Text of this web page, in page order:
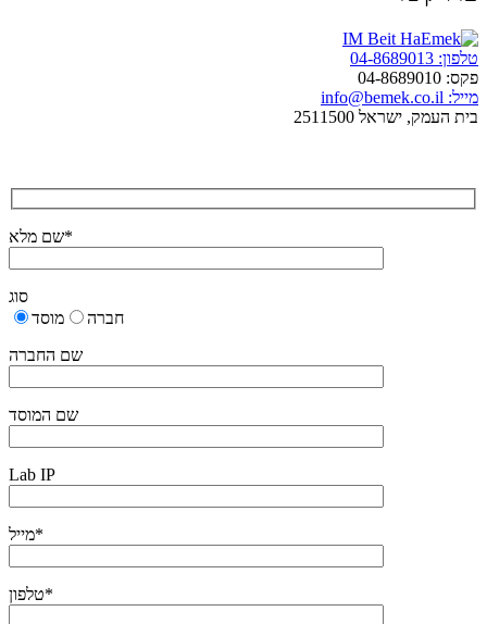
טלפון: 04-8689013
פקס: 04-8689010
מייל: info@bemek.co.il
בית העמק, ישראל 2511500
שם מלא*
סוג
חברה
מוסד
שם החברה
שם המוסד
Lab IP
מייל*
טלפון*